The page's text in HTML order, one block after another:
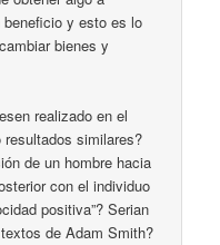
y esto es lo
bienes y
realizado en el
similares?
de un hombre hacia
con el individuo
positiva”? Serian
de Adam Smith?